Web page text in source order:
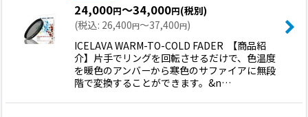
24,000円～34,000円(税別)
(税込: 26,400円～37,400円)
ICELAVA WARM-TO-COLD FADER 【商品紹
介】片手でリングを回転させるだけで、色温度
を暖色のアンバーから寒色のサファイアに無段
階で変換することができます。&n…